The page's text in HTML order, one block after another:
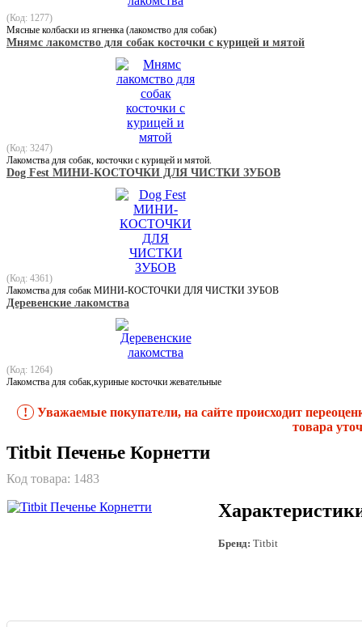
(Код: 1277)
Мясные колбаски из ягненка (лакомство для собак)
Мнямс лакомство для собак косточки с курицей и мятой
(Код: 3247)
Лакомства для собак, косточки с курицей и мятой.
Dog Fest МИНИ-КОСТОЧКИ ДЛЯ ЧИСТКИ ЗУБОВ
(Код: 4361)
Лакомства для собак МИНИ-КОСТОЧКИ ДЛЯ ЧИСТКИ ЗУБОВ
Деревенские лакомства
(Код: 1264)
Лакомства для собак,куриные косточки жевательные
!
Уважаемые покупатели, на сайте происходит
товара
Titbit Печенье Корнетти
Код товара: 1483
Бренд: Titbit